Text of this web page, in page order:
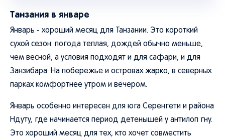
Танзания в январе
Январь - хороший месяц для Танзании. Это короткий
сухой сезон: погода теплая, дождей обычно меньше,
чем весной, а условия подходят и для сафари, и для
Занзибара. На побережье и островах жарко, в северных
парках комфортнее утром и вечером.
Январь особенно интересен для юга Серенгети и района
Ндуту, где начинается период детенышей у антилоп гну.
Это хороший месяц для тех, кто хочет совместить